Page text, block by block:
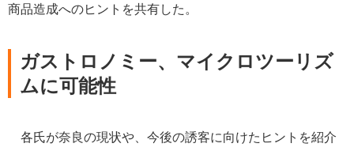
商品造成へのヒントを共有した。
ガストロノミー、マイクロツーリズ
ムに可能性
各氏が奈良の現状や、今後の誘客に向けたヒントを紹介